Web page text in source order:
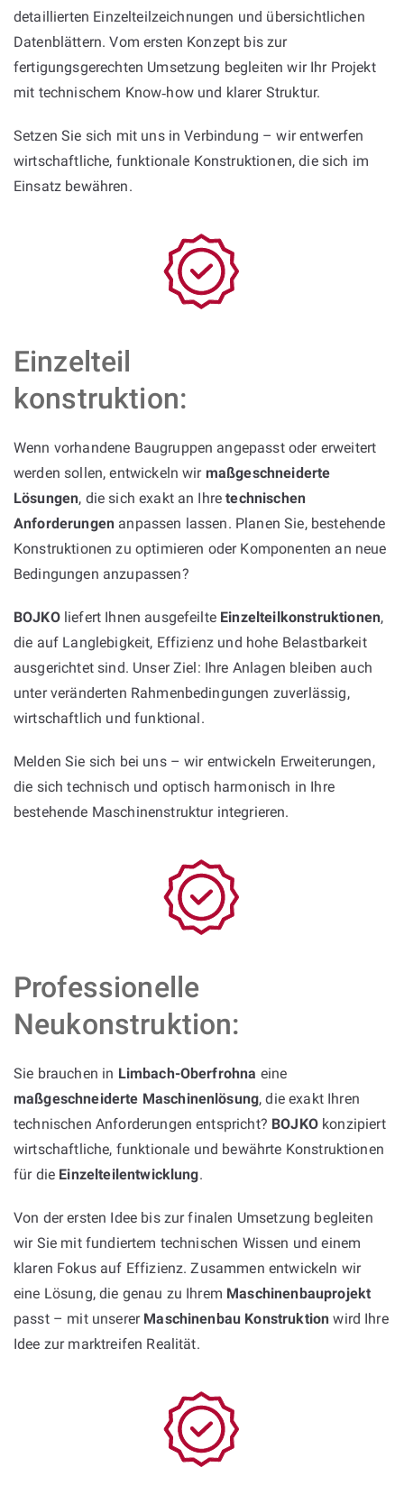
detaillierten Einzelteilzeichnungen und übersichtlichen
Datenblättern. Vom ersten Konzept bis zur
fertigungsgerechten Umsetzung begleiten wir Ihr Projekt
mit technischem Know‑how und klarer Struktur.
Setzen Sie sich mit uns in Verbindung – wir entwerfen
wirtschaftliche, funktionale Konstruktionen, die sich im
Einsatz bewähren.
Einzelteil
konstruktion:
Wenn vorhandene Baugruppen angepasst oder erweitert
werden sollen, entwickeln wir maßgeschneiderte
Lösungen, die sich exakt an Ihretechnischen
Anforderungen anpassen lassen. Planen Sie, bestehende
Konstruktionen zu optimieren oder Komponenten an neue
Bedingungen anzupassen?
BOJKOliefert Ihnen ausgefeilte Einzelteilkonstruktionen,
die auf Langlebigkeit, Effizienz und hohe Belastbarkeit
ausgerichtet sind. Unser Ziel: Ihre Anlagen bleiben auch
unter veränderten Rahmenbedingungen zuverlässig,
wirtschaftlich und funktional.
Melden Sie sich bei uns – wir entwickeln Erweiterungen,
die sich technisch und optisch harmonisch in Ihre
bestehende Maschinenstruktur integrieren.
Professionelle
Neukonstruktion:
Sie brauchen in Limbach-Oberfrohna eine
maßgeschneiderte Maschinenlösung, die exakt Ihren
technischen Anforderungen entspricht? BOJKOkonzipiert
wirtschaftliche, funktionale und bewährte Konstruktionen
für die Einzelteilentwicklung.
Von der ersten Idee bis zur finalen Umsetzung begleiten
wir Sie mit fundiertem technischen Wissen und einem
klaren Fokus auf Effizienz. Zusammen entwickeln wir
eine Lösung, die genau zu Ihrem Maschinenbauprojekt
passt – mit unserer Maschinenbau Konstruktion wird Ihre
Idee zur marktreifen Realität.